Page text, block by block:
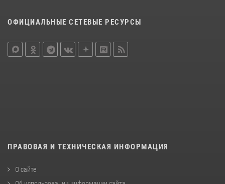
ОФИЦИАЛЬНЫЕ СЕТЕВЫЕ РЕСУРСЫ
ПРАВОВАЯ И ТЕХНИЧЕСКАЯ ИНФОРМАЦИЯ
О сайте